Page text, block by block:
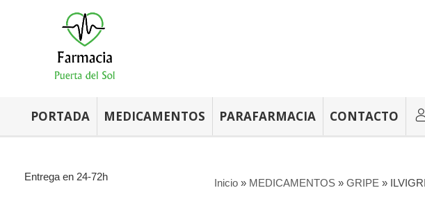
PORTADA MEDICAMENTOS PARAFARMACIA CONTACTO
Entrega en 24-72h
Inicio» MEDICAMENTOS» GRIPE »